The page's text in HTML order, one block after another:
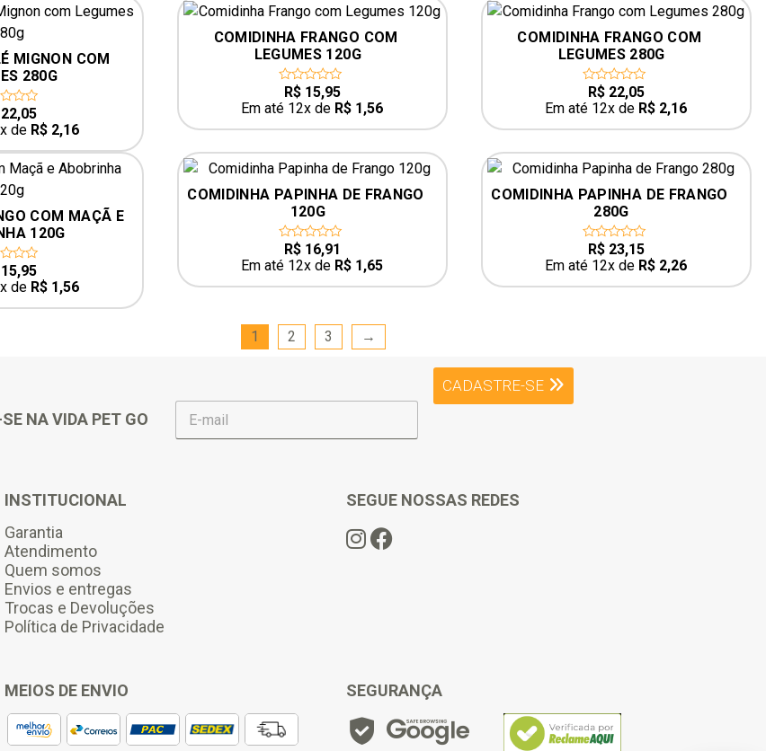
MIGNON COM
280G
de R$ 2,16
COMIDINHA FRANGO COM
LEGUMES 120G
out
of
5
R$15,95
Em até 12x de R$ 1,56
COMIDINHA FRANGO COM
LEGUMES 280G
out
of
5
R$22,05
Em até 12x de R$ 2,16
COM MAÇÃ E
120G
de R$ 1,56
COMIDINHA PAPINHA DE FRANGO
120G
0
out
of
5
R$16,91
Em até 12x de R$ 1,65
COMIDINHA PAPINHA DE FRANGO
280G
0
out
of
5
R$23,15
Em até 12x de R$ 2,26
1 2 3 →
NA VIDA PET GO
E
m
CADASTRE-SE
INSTITUCIONAL
Garantia
Atendimento
Quem somos
Envios e entregas
Trocas e Devoluções
Política de Privacidade
SEGUE NOSSAS REDES
MEIOS DE ENVIO SEGURANÇA